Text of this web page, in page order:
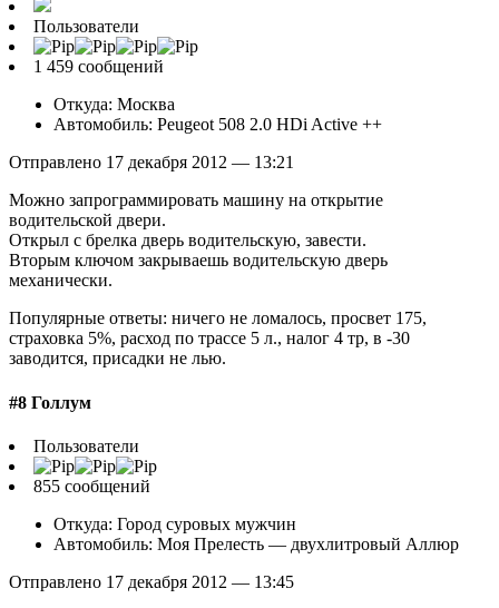
Пользователи
1 459 сообщений
Откуда: Москва
Автомобиль: Peugeot 508 2.0 HDi Active ++
Отправлено 17 декабря 2012 — 13:21
Можно запрограммировать машину на открытие
водительской двери.
Открыл с брелка дверь водительскую, завести.
Вторым ключом закрываешь водительскую дверь
механически.
Популярные ответы: ничего не ломалось, просвет 175,
страховка 5%, расход по трассе 5 л., налог 4 тр, в -30
заводится, присадки не лью.
#8 Голлум
Пользователи
855 сообщений
Откуда: Город суровых мужчин
Автомобиль: Моя Прелесть — двухлитровый Аллюр
Отправлено 17 декабря 2012 — 13:45